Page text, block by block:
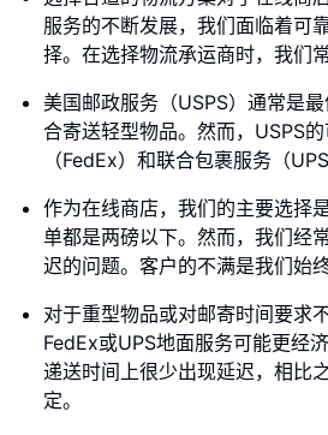
服务的不断发展，我们面临着可
择。在选择物流承运商时，我们
美国邮政服务（USPS）通常是
合寄送轻型物品。然而，USPS
（FedEx）和联合包裹服务（UPS
作为在线商店，我们的主要选择
单都是两磅以下。然而，我们经
迟的问题。客户的不满是我们始
对于重型物品或对邮寄时间要求
FedEx或UPS地面服务可能更经
递送时间上很少出现延迟，相比
定。